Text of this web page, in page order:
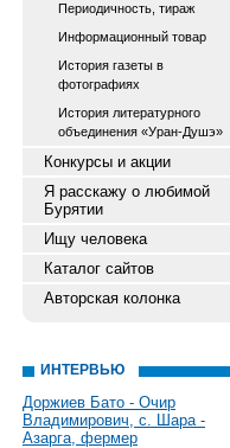
Периодичность, тираж
Информационный товар
История газеты в
фотографиях
История литературного
объединения «Уран-Душэ»
Конкурсы и акции
Я расскажу о любимой
Бурятии
Ищу человека
Каталог сайтов
Авторская колонка
ИНТЕРВЬЮ
Доржиев Бато - Очир
Владимирович, с. Шара -
Азарга, фермер